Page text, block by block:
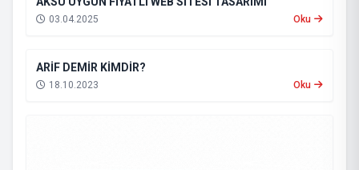
03.04.2025 Oku
ARİF DEMİR KİMDİR?
18.10.2023 Oku